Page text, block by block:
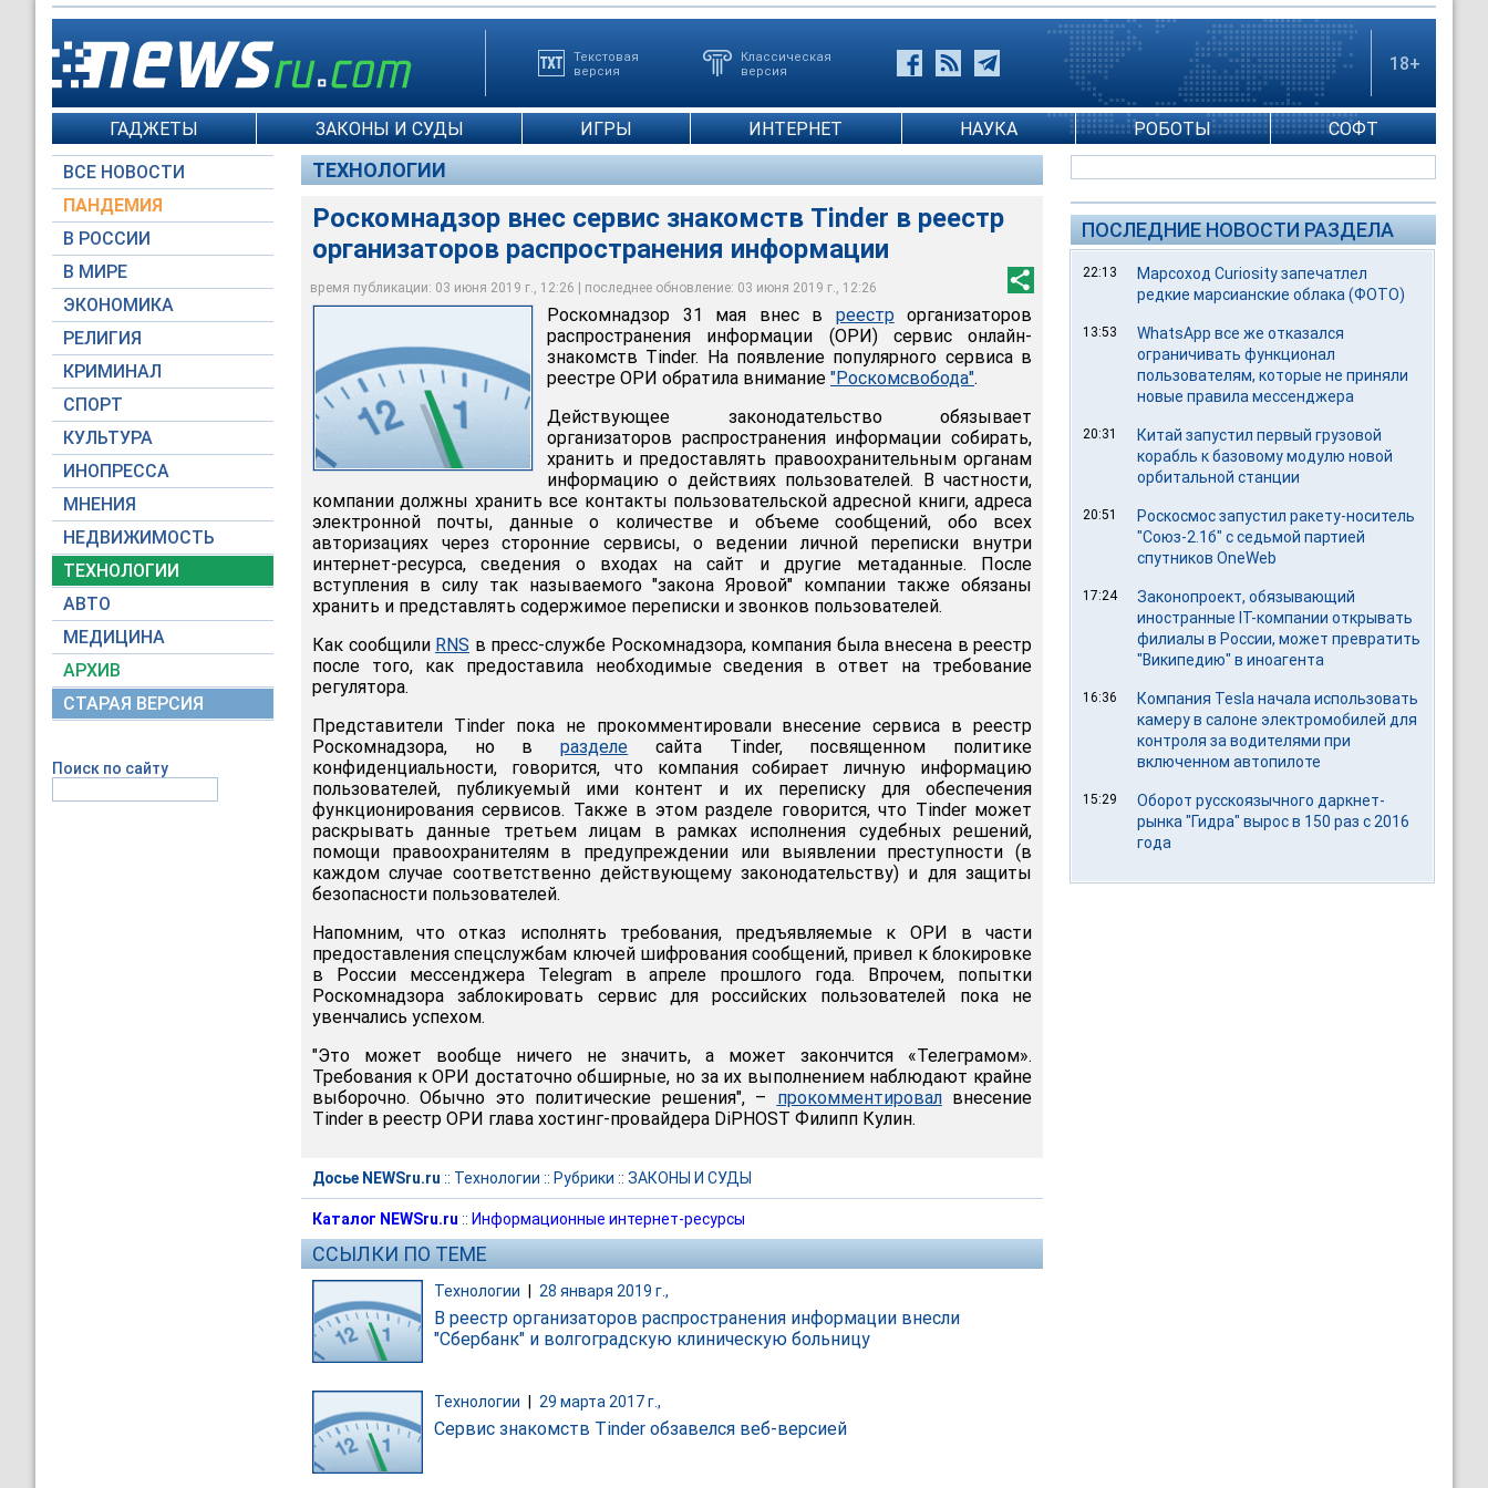
Текстовая
версия
Классическая
версия
18+
ГАДЖЕТЫ ЗАКОНЫ И СУДЫ ИГРЫ ИНТЕРНЕТ НАУКА РОБОТЫ СОФТ
ВСЕ НОВОСТИ
ПАНДЕМИЯ
В РОССИИ
В МИРЕ
ЭКОНОМИКА
РЕЛИГИЯ
КРИМИНАЛ
СПОРТ
КУЛЬТУРА
ИНОПРЕССА
МНЕНИЯ
НЕДВИЖИМОСТЬ
ТЕХНОЛОГИИ
АВТО
МЕДИЦИНА
АРХИВ
СТАРАЯ ВЕРСИЯ
Поиск по сайту
ТЕХНОЛОГИИ
Роскомнадзор внес сервис знакомств Tinder в реестр
организаторов распространения информации
время публикации: 03 июня 2019 г., 12:26 | последнее обновление: 03 июня 2019 г., 12:26
Tinder / wikipedia.org Роскомнадзор 31 мая внес в реестрорганизаторов
распространения информации (ОРИ) сервис онлайн-
знакомств Tinder. На появление популярного сервиса в
реестре ОРИ обратила внимание "Роскомсвобода".
Действующее законодательство обязывает
организаторов распространения информации собирать,
хранить и предоставлять правоохранительным органам
информацию о действиях пользователей. В частности,
компании должны хранить все контакты пользовательской адресной книги, адреса
электронной почты, данные о количестве и объеме сообщений, обо всех
авторизациях через сторонние сервисы, о ведении личной переписки внутри
интернет-ресурса, сведения о входах на сайт и другие метаданные. После
вступления в силу так называемого "закона Яровой" компании также обязаны
хранить и представлять содержимое переписки и звонков пользователей.
Как сообщили RNS в пресс-службе Роскомнадзора, компания была внесена в реестр
после того, как предоставила необходимые сведения в ответ на требование
регулятора.
Представители Tinder пока не прокомментировали внесение сервиса в реестр
Роскомнадзора, но вразделе сайта Tinder, посвященном политике
конфиденциальности, говорится, что компания собирает личную информацию
пользователей, публикуемый ими контент и их переписку для обеспечения
функционирования сервисов. Также в этом разделе говорится, что Tinder может
раскрывать данные третьем лицам в рамках исполнения судебных решений,
помощи правоохранителям в предупреждении или выявлении преступности (в
каждом случае соответственно действующему законодательству) и для защиты
безопасности пользователей.
Напомним, что отказ исполнять требования, предъявляемые к ОРИ в части
предоставления спецслужбам ключей шифрования сообщений, привел к блокировке
в России мессенджера Telegram в апреле прошлого года. Впрочем, попытки
Роскомнадзора заблокировать сервис для российских пользователей пока не
увенчались успехом.
"Это может вообще ничего не значить, а может закончится «Телеграмом».
Требования к ОРИ достаточно обширные, но за их выполнением наблюдают крайне
выборочно. Обычно это политические решения", – прокомментировалвнесение
Tinder в реестр ОРИ глава хостинг-провайдера DiPHOST Филипп Кулин.
Досье NEWSru.ru :: Технологии :: Рубрики :: ЗАКОНЫ И СУДЫ
Каталог NEWSru.ru :: Информационные интернет-ресурсы
ССЫЛКИ ПО ТЕМЕ
Технологии 28 января 2019 г.,
В реестр организаторов распространения информации внесли
"Сбербанк" и волгоградскую клиническую больницу
Технологии 29 марта 2017 г.,
Сервис знакомств Tinder обзавелся веб-версией
ПОСЛЕДНИЕ НОВОСТИ РАЗДЕЛА
22:13
Марсоход Curiosity запечатлел
редкие марсианские облака (ФОТО)
13:53
WhatsApp все же отказался
ограничивать функционал
пользователям, которые не приняли
новые правила мессенджера
20:31
Китай запустил первый грузовой
корабль к базовому модулю новой
орбитальной станции
20:51
Роскосмос запустил ракету-носитель
"Союз-2.1б" с седьмой партией
спутников OneWeb
17:24
Законопроект, обязывающий
иностранные IT-компании открывать
филиалы в России, может превратить
"Википедию" в иноагента
16:36
Компания Tesla начала использовать
камеру в салоне электромобилей для
контроля за водителями при
включенном автопилоте
15:29
Оборот русскоязычного даркнет-
рынка "Гидра" вырос в 150 раз с 2016
года